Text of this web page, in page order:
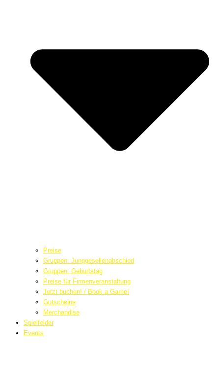
Preise
Gruppen: Junggesellenabschied
Gruppen: Geburtstag
Preise für Firmenveranstaltung
Jetzt buchen! / Book a Game!
Gutscheine
Merchandise
Spielfelder
Events